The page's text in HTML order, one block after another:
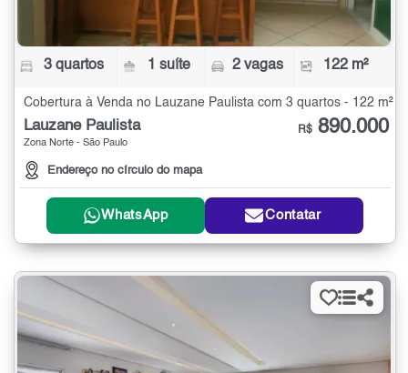
3 quartos 1 suíte 2 vagas 122 m²
Cobertura à Venda no Lauzane Paulista com 3 quartos - 122 m²
Lauzane Paulista
Zona Norte - São Paulo
Endereço no círculo do mapa
R$ 890.000
WhatsApp Contatar